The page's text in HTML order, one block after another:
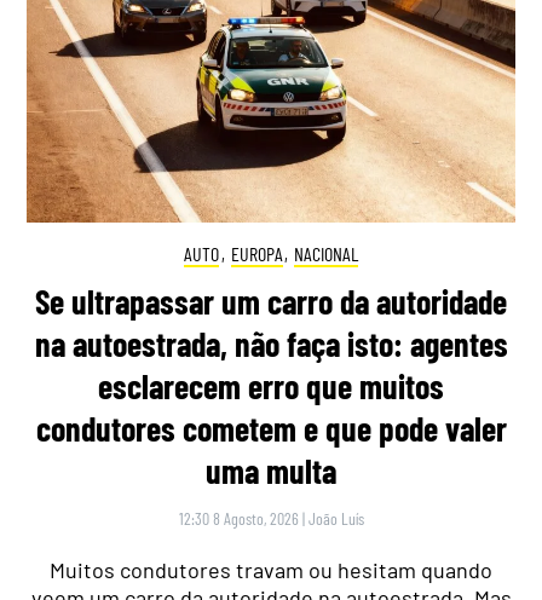
AUTO, EUROPA, NACIONAL
Se ultrapassar um carro da autoridade
na autoestrada, não faça isto: agentes
esclarecem erro que muitos
condutores cometem e que pode valer
uma multa
12:30 8 Agosto, 2026 |João Luís
Muitos condutores travam ou hesitam quando